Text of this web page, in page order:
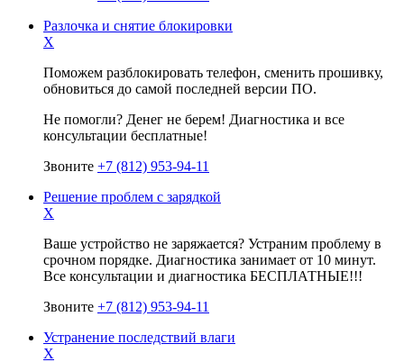
Разлочка и снятие блокировки
X
Поможем разблокировать телефон, сменить прошивку,
обновиться до самой последней версии ПО.
Не помогли? Денег не берем! Диагностика и все
консультации бесплатные!
Звоните +7 (812) 953-94-11
Решение проблем с зарядкой
X
Ваше устройство не заряжается? Устраним проблему в
срочном порядке. Диагностика занимает от 10 минут.
Все консультации и диагностика БЕСПЛАТНЫЕ!!!
Звоните +7 (812) 953-94-11
Устранение последствий влаги
X